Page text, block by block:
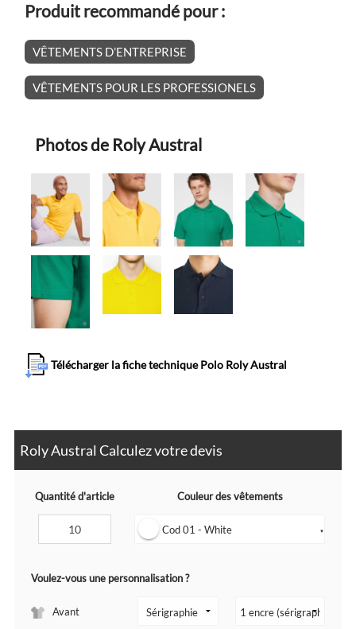
Produit recommandé pour :
VÊTEMENTS D’ENTREPRISE
VÊTEMENTS POUR LES PROFESSIONELS
Photos de Roly Austral
Télécharger la fiche technique Polo Roly Austral
Roly Austral Calculez votre devis
Quantité d'article Couleur des vêtements
Cod 01 - White ▼
Voulez-vous une personnalisation ?
Avant